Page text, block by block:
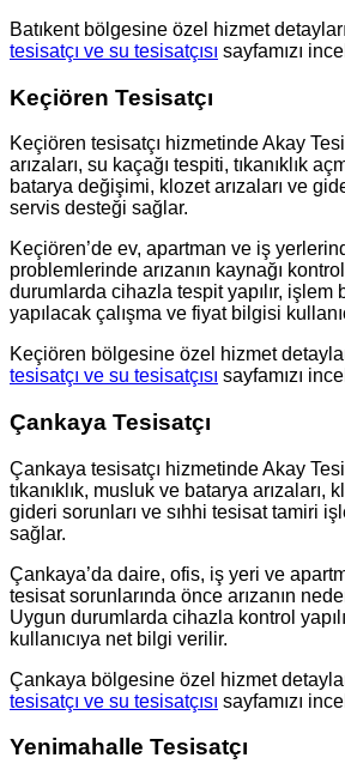
Batıkent bölgesine özel hizmet
tesisatçı ve su tesisatçısı sayfamızı
Keçiören Tesisatçı
Keçiören tesisatçı hizmetinde Akay
arızaları, su kaçağı tespiti, tıkanıklık
batarya değişimi, klozet arızaları ve
servis desteği sağlar.
Keçiören’de ev, apartman ve iş
problemlerinde arızanın kaynağı
durumlarda cihazla tespit yapılır, işlem
yapılacak çalışma ve fiyat bilgisi
Keçiören bölgesine özel hizmet
tesisatçı ve su tesisatçısı sayfamızı
Çankaya Tesisatçı
Çankaya tesisatçı hizmetinde Akay
tıkanıklık, musluk ve batarya arızaları,
gideri sorunları ve sıhhi tesisat tamiri
sağlar.
Çankaya’da daire, ofis, iş yeri ve
tesisat sorunlarında önce arızanın
Uygun durumlarda cihazla kontrol
kullanıcıya net bilgi verilir.
Çankaya bölgesine özel hizmet
tesisatçı ve su tesisatçısı sayfamızı
Yenimahalle Tesisatçı